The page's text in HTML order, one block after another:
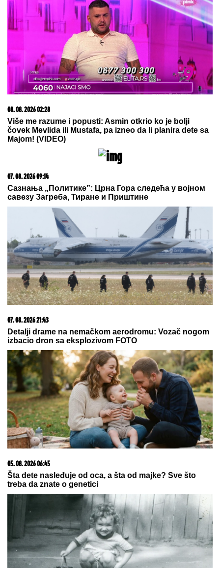
Đukića i bivše cimerke, mislili da
niko neće saznati: "SVE DOĐE DO
MENE!"
Reklame vas izluđuju? Većina
korisnika Androida nikada ne uključi
ovu opciju, a može da napravi